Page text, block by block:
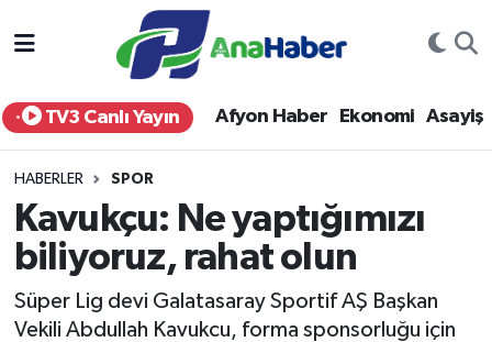
TV3 Canlı Yayın Afyon Haber Ekonomi Asayiş
HABERLER SPOR
Kavukçu: Ne yaptığımızı
biliyoruz, rahat olun
Süper Lig devi Galatasaray Sportif AŞ Başkan
Vekili Abdullah Kavukcu, forma sponsorluğu için
Yurt Haber
Afyon Haber
Siyaset
Spor
Afyonkarahisar Nöbetçi Eczaneler
Afyonkarahisar Hava Durumu
Afyonkarahisar Trafik Yoğunluk Haritası
Süper Lig Puan Durumu ve Fikstür